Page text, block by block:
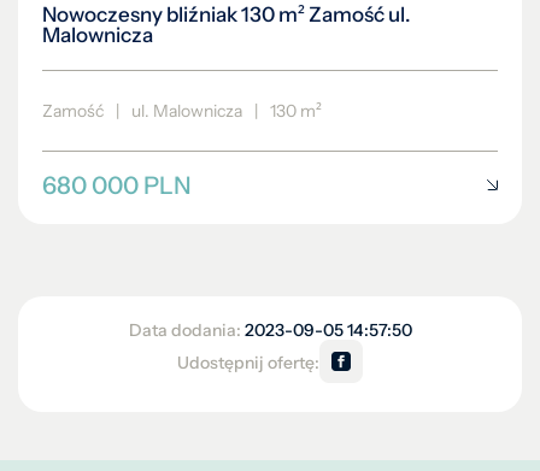
Nowoczesny bliźniak 130 m² Zamość ul.
Malownicza
Zamość | ul. Malownicza | 130 m²
680 000 PLN
Data dodania: 2023-09-05 14:57:50
Udostępnij ofertę: